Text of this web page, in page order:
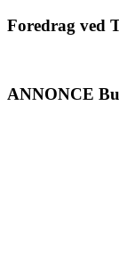
Foredrag ved
ANNONCE